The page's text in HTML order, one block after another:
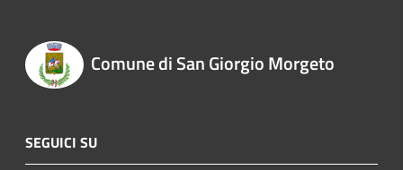
Comune di San Giorgio Morgeto
SEGUICI SU